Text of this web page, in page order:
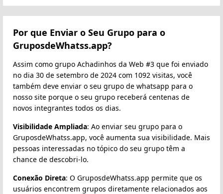
Por que Enviar o Seu Grupo para o
GruposdeWhatss.app?
Assim como grupo Achadinhos da Web #3 que foi enviado
no dia 30 de setembro de 2024 com 1092 visitas, você
também deve enviar o seu grupo de whatsapp para o
nosso site porque o seu grupo receberá centenas de
novos integrantes todos os dias.
Visibilidade Ampliada: Ao enviar seu grupo para o
GruposdeWhatss.app, você aumenta sua visibilidade. Mais
pessoas interessadas no tópico do seu grupo têm a
chance de descobri-lo.
Conexão Direta: O GruposdeWhatss.app permite que os
usuários encontrem grupos diretamente relacionados aos